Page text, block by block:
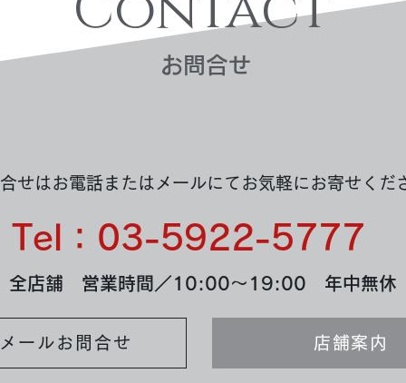
買取実績：金のアクセサリー
​お問合せ
せはお電話またはメールにてお気軽にお寄せくだ
Tel：03-5922-5777
全店舗 営業時間／10:00～19:00 年中無休
メールお問合せ 店舗案内